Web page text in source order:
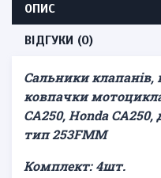
ОПИС
ВІДГУКИ (0)
Сальники клапанів,
ковпачки
CA250, Honda
тип 253FMM
Комплект: 4шт.